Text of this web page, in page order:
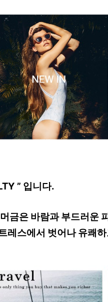
” 입니다.
금은 바람과 부드러운
레스에서 벗어나 유쾌